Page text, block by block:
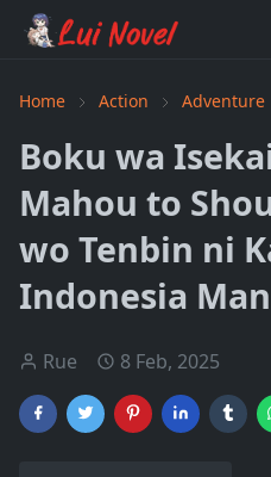
Home Action Adventure
Boku wa
Mahou to
wo Tenbin ni
Indonesia
Rue 8 Feb, 2025